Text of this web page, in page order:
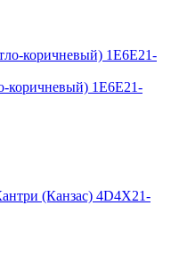
1E6E21-
(Канзас) 4D4X21-